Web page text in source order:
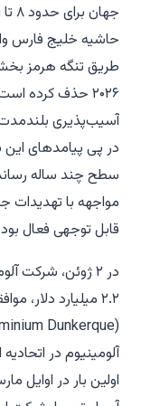
جهان برای حدود ۸ تا ۹ درصد از
حاشیه خلیج فارس
طریق تنگه هرمز
۲۰۲۶ حذف کرده
آسیب‌پذیری
در پی پیامدهای این
سطح چند ساله
مواجهه با تهدیدات
قابل توجهی فعال
۲.۲ میلیارد
آلومینیوم در
اولین بار در اوایل